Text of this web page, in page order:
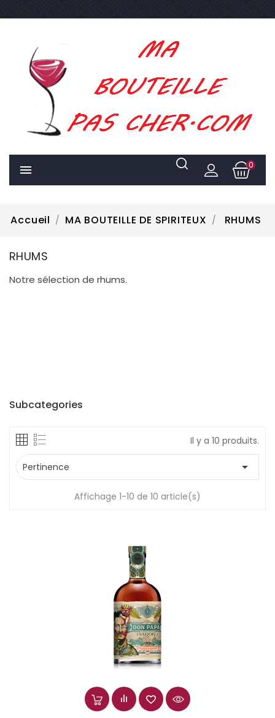
 0
Accueil MA BOUTEILLE DE SPIRITEUX RHUMS
RHUMS
Notre sélection de rhums.
Subcategories
Il y a 10 produits.
Pertinence 
Affichage 1-10 de 10 article(s)